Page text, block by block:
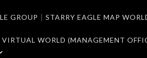
GROUP｜STARRY EAGLE MAP
WORLD (MANAGEMENT